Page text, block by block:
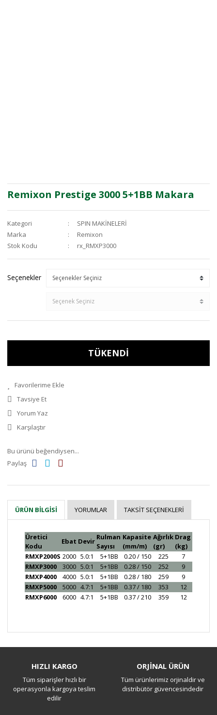
Remixon Prestige 3000 5+1BB Makara
Kategori
SPIN MAKİNELERİ
Marka
Remixon
Stok Kodu
rx_RMXP3000
Seçenekler
TÜKENDİ
Tavsiye Et
Yorum Yaz
Karşılaştır
Bu ürünü beğendiysen...
Paylaş
ÜRÜN BILGISI YORUMLAR TAKSIT SEÇENEKLERI
Üretici
Kodu
Ebat Devir Rulman
Sayısı
Kapasite
(mm/m)
Ağırlık
(gr)
Drag
(kg)
RMXP2000S 2000 5.0:1 5+1BB 0.20 / 150 225
7
RMXP3000
3000 5.0:1 5+1BB 0.28 / 150 252
9
RMXP4000
4000 5.0:1 5+1BB 0.28 / 180 259
9
RMXP5000
5000 4.7:1 5+1BB 0.37 / 180 353
12
RMXP6000
6000 4.7:1 5+1BB 0.37 / 210 359 12
Yorum Yaz
HIZLI KARGO
Tüm siparişler hızlı bir
operasyonla kargoya teslim
edilir
ORJİNAL ÜRÜN
Tüm ürünlerimiz orjinaldir ve
distribütör güvencesindedir